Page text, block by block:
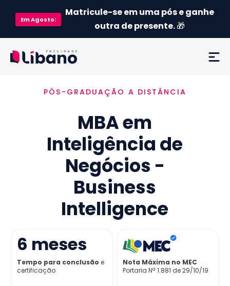
EmAgosto:
Matricule-se em uma pós e ganhe
outra de presente.🎁
Ementa
Credenciamento MEC
Já sou aluno
Matricule-se
PÓS-GRADUAÇÃO A DISTÂNCIA
MBA em
Inteligência de
Negócios -
Business
Intelligence
6 meses
Tempo para conclusão e
certificação
Nota Máxima no MEC
Portaria Nª 1.881 de 29/10/19